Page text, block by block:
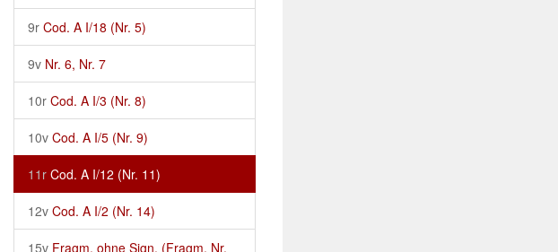
9r Cod. A I/18 (Nr. 5)
9v Nr. 6, Nr. 7
10r Cod. A I/3 (Nr. 8)
10v Cod. A I/5 (Nr. 9)
11r Cod. A I/12 (Nr. 11)
12v Cod. A I/2 (Nr. 14)
15v Fragm. ohne Sign. (Fragm. Nr.